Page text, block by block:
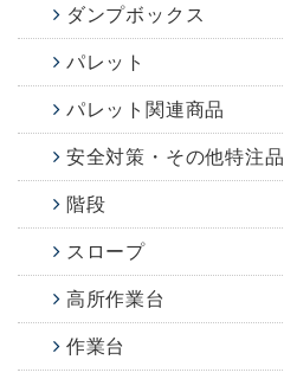
ダンプボックス
パレット
パレット関連商品
安全対策・その他特注品
階段
スロープ
高所作業台
作業台